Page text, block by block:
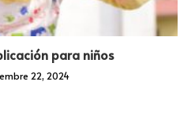
para niños
22, 2024